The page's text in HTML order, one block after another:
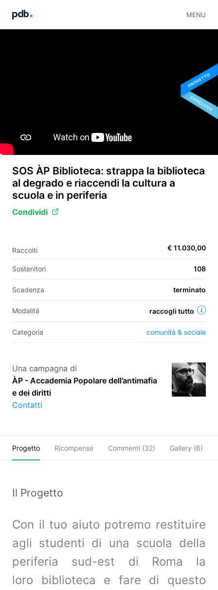
MENU
IT
EN
ES
SOS ÀP Biblioteca: strappa la biblioteca
al degrado e riaccendi la cultura a
scuola e in periferia
Condividi
Raccolti € 11.030,00
Sostenitori 108
Scadenza terminato
Modalità raccogli tutto
Categoria comunità & sociale
Una campagna di
ÀP - Accademia Popolare dell’antimafia
e dei diritti
Contatti
Progetto Ricompense Commenti (32) Gallery (6)
Il Progetto
Con il tuo aiuto potremo restituire
agli studenti di una scuola della
periferia sud-est di Roma la
loro biblioteca e fare di questo